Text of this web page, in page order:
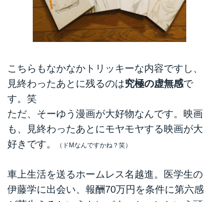
こちらもなかなかトリッキーな内容ですし、
見終わったあとに残るのは究極の虚無感で
す。笑
ただ、そーゆう漫画が大好物なんです。映画
も、見終わったあとにモヤモヤする映画が大
好きです。
（ドMなんですかね？笑）
車上生活を送るホームレス名越進。医学生の
伊藤学に出会い、報酬70万円を条件に第六感